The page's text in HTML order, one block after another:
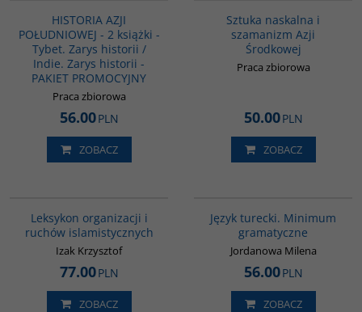
HISTORIA AZJI
POŁUDNIOWEJ - 2 książki -
Tybet. Zarys historii /
Indie. Zarys historii -
PAKIET PROMOCYJNY
Praca zbiorowa
56.00PLN
ZOBACZ
Sztuka naskalna i
szamanizm Azji
Środkowej
Praca zbiorowa
50.00PLN
ZOBACZ
Leksykon organizacji i
ruchów islamistycznych
Izak Krzysztof
77.00PLN
ZOBACZ
Język turecki. Minimum
gramatyczne
Jordanowa Milena
56.00PLN
ZOBACZ